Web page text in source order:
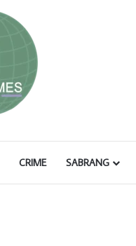
CRIME SABRANG